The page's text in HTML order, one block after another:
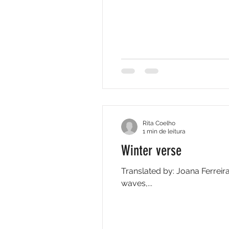
Winter verse
Translated by: Joana Ferreira in winterly January, I leave for the shore. from my countenance, I let icy tears fall.
waves,...
Rita Coelho
1 min de leitura